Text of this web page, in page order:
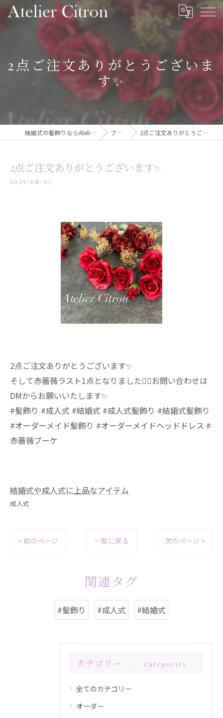
2点ご注文ありがとうございま
す✨️
結婚式の髪飾りならAtelier Citron ブログ 2点ご注文ありがとうございます✨️
2点ご注文ありがとうございます✨️
2025/08/03
2点ご注文ありがとうございます✨️
そして赤薔薇ラスト1点となりました🙇‍♀️お問い合わせは
DMからお願いいたします✨️
#髪飾り #成人式 #結婚式 #成人式髪飾り #結婚式髪飾り
#オーダーメイド髪飾り #オーダーメイドヘッドドレス #
赤薔薇ブーケ
結婚式や成人式に上品なアイテム
成人式
< 前のページ 一覧に戻る 次のページ >
関連タグ
#髪飾り #成人式 #結婚式
カテゴリー Categories
全てのカテゴリー
オーダー